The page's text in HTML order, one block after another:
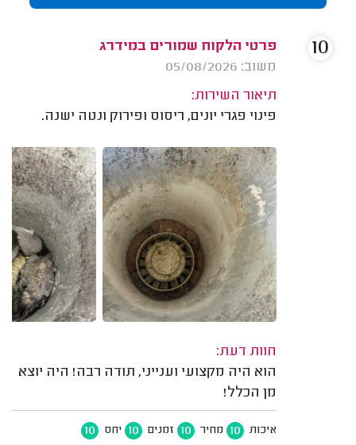
פרטי הלקוח שמורים במידרג
משוב: 05/08/2026
תיאור השירות:
פינוי פגרי יונים, ריסוס ופירוק ונטה ישנה.
חוות דעת:
הוא היה מקצועי וענייני, תודה רבה! היה יוצא
מן הכלל!
איכות 10 מחיר 10 זמנים 10 יחס 10
10